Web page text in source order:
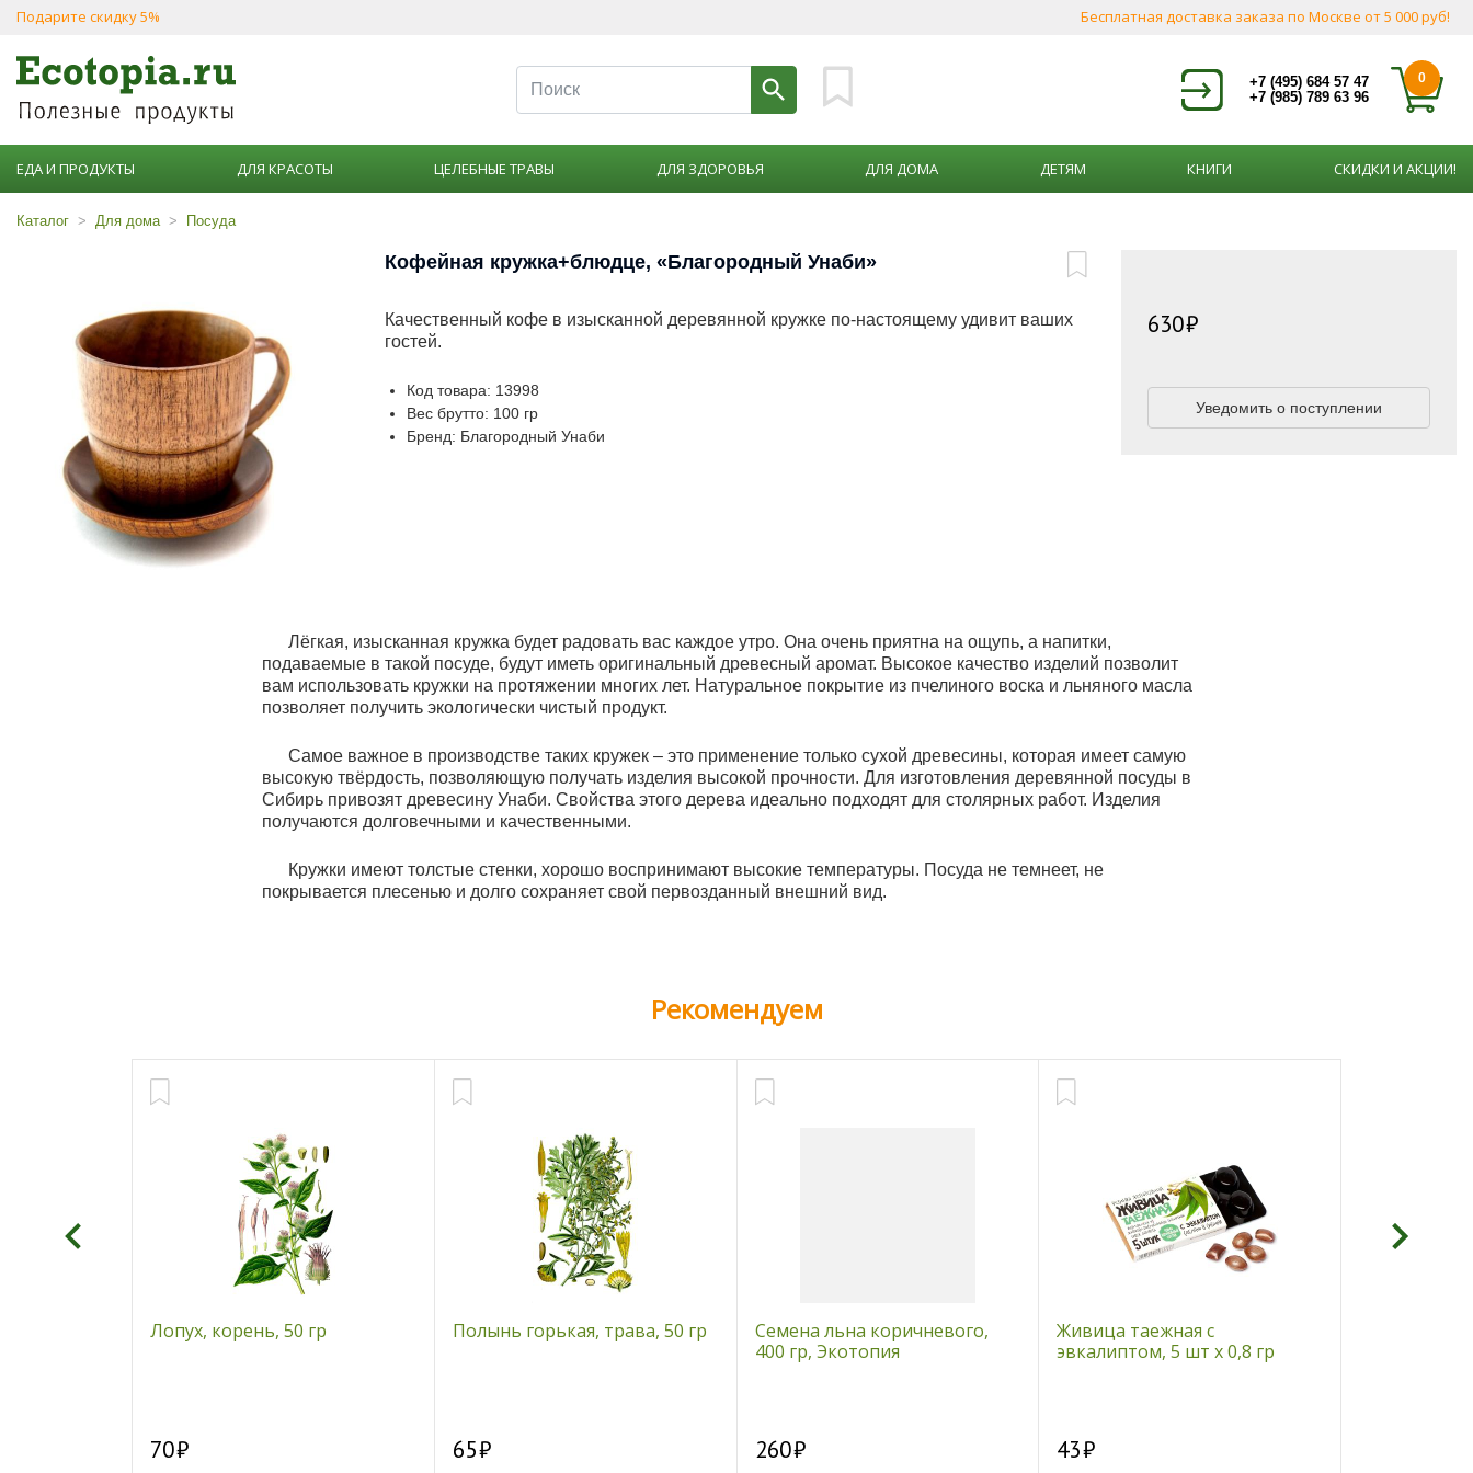
Подарите скидку 5% Бесплатная доставка заказа по Москве от 5 000 руб!
+7 (495) 684 57 47
+7 (985) 789 63 96
0
ЕДА И ПРОДУКТЫ ДЛЯ КРАСОТЫ ЦЕЛЕБНЫЕ ТРАВЫ ДЛЯ ЗДОРОВЬЯ ДЛЯ ДОМА ДЕТЯМ КНИГИ СКИДКИ И АКЦИИ!
Каталог Для дома Посуда
Кофейная кружка+блюдце, «Благородный Унаби»
Качественный кофе в изысканной деревянной кружке по-настоящему удивит ваших
гостей.
Код товара: 13998
Вес брутто: 100 гр
Бренд: Благородный Унаби
630
Уведомить о поступлении
Лёгкая, изысканная кружка будет радовать вас каждое утро. Она очень приятна на ощупь, а напитки,
подаваемые в такой посуде, будут иметь оригинальный древесный аромат. Высокое качество изделий позволит
вам использовать кружки на протяжении многих лет. Натуральное покрытие из пчелиного воска и льняного масла
позволяет получить экологически чистый продукт.
Самое важное в производстве таких кружек – это применение только сухой древесины, которая имеет самую
высокую твёрдость, позволяющую получать изделия высокой прочности. Для изготовления деревянной посуды в
Сибирь привозят древесину Унаби. Свойства этого дерева идеально подходят для столярных работ. Изделия
получаются долговечными и качественными.
Кружки имеют толстые стенки, хорошо воспринимают высокие температуры. Посуда не темнеет, не
покрывается плесенью и долго сохраняет свой первозданный внешний вид.
Рекомендуем
Лопух, корень, 50 гр
70
Полынь горькая, трава, 50 гр
65
Семена льна коричневого,
400 гр, Экотопия
260
Живица таежная с
эвкалиптом, 5 шт х 0,8 гр
43